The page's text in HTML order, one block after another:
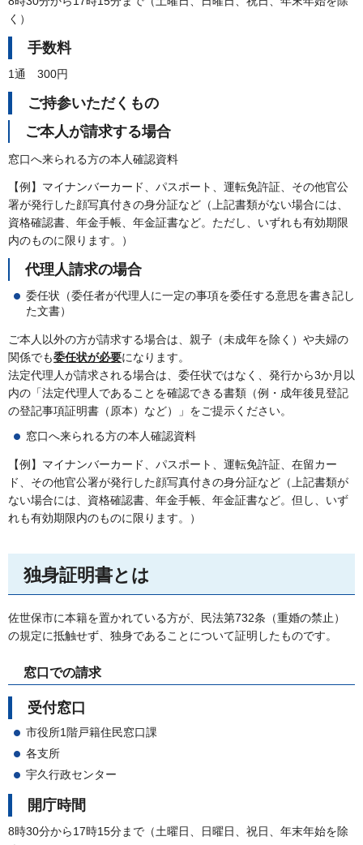
く）
手数料
1通 300円
ご持参いただくもの
ご本人が請求する場合
窓口へ来られる方の本人確認資料
【例】マイナンバーカード、パスポート、運転免許証、その他官公
署が発行した顔写真付きの身分証など（上記書類がない場合には、
資格確認書、年金手帳、年金証書など。ただし、いずれも有効期限
内のものに限ります。）
代理人請求の場合
委任状（委任者が代理人に一定の事項を委任する意思を書き記し
た文書）
ご本人以外の方が請求する場合は、親子（未成年を除く）や夫婦の
関係でも委任状が必要になります。
法定代理人が請求される場合は、委任状ではなく、発行から3か月以
内の「法定代理人であることを確認できる書類（例・成年後見登記
の登記事項証明書（原本）など）」をご提示ください。
窓口へ来られる方の本人確認資料
【例】マイナンバーカード、パスポート、運転免許証、在留カー
ド、その他官公署が発行した顔写真付きの身分証など（上記書類が
ない場合には、資格確認書、年金手帳、年金証書など。但し、いず
れも有効期限内のものに限ります。）
独身証明書とは
佐世保市に本籍を置かれている方が、民法第732条（重婚の禁止）
の規定に抵触せず、独身であることについて証明したものです。
窓口での請求
受付窓口
市役所1階戸籍住民窓口課
各支所
宇久行政センター
開庁時間
8時30分から17時15分まで（土曜日、日曜日、祝日、年末年始を除